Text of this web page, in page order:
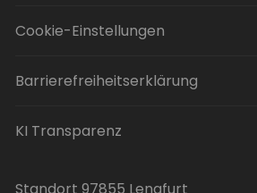
Cookie-Einstellungen
Barrierefreiheitserklärung
KI Transparenz